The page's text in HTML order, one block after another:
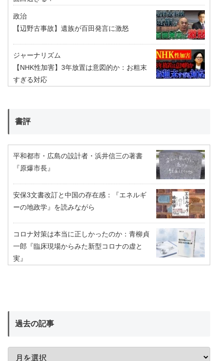
政治
【辺野古事故】遺族が百田発言に激怒
ジャーナリズム
【NHK性加害】3年放置は意図的か：お粗末
すぎる対応
書評
平和都市・広島の設計者・浜井信三の著書
『原爆市長』
安保3文書改訂と中国の存在感：『エネルギ
ーの地政学』を読みながら
コロナ対策は本当に正しかったのか：青柳貞
一郎『臨床現場からみた新型コロナの虚と
実』
過去の記事